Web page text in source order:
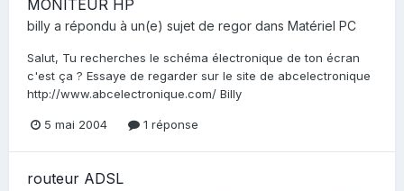
MONITEUR HP
billy a répondu à un(e) sujet de regor dans Matériel PC
Salut, Tu recherches le schéma électronique de ton écran
c'est ça ? Essaye de regarder sur le site de abcelectronique
http://www.abcelectronique.com/ Billy
5 mai 2004 1 réponse
routeur ADSL